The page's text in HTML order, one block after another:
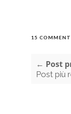
15
← Post
Post più